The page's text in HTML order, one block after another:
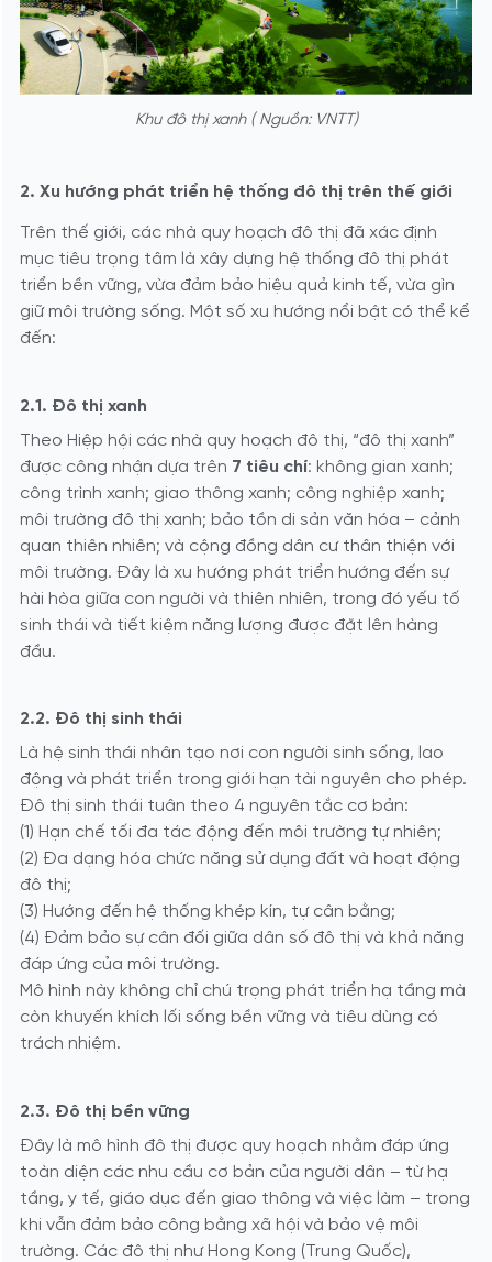
Khu đô thị xanh ( Nguồn: VNTT)
2. Xu hướng phát triển hệ thống đô thị trên thế giới
Trên thế giới, các nhà quy hoạch đô thị đã xác định
mục tiêu trọng tâm là xây dựng hệ thống đô thị phát
triển bền vững, vừa đảm bảo hiệu quả kinh tế, vừa gìn
giữ môi trường sống. Một số xu hướng nổi bật có thể kể
đến:
2.1. Đô thị xanh
Theo Hiệp hội các nhà quy hoạch đô thị, “đô thị xanh”
được công nhận dựa trên 7 tiêu chí: không gian xanh;
công trình xanh; giao thông xanh; công nghiệp xanh;
môi trường đô thị xanh; bảo tồn di sản văn hóa – cảnh
quan thiên nhiên; và cộng đồng dân cư thân thiện với
môi trường. Đây là xu hướng phát triển hướng đến sự
hài hòa giữa con người và thiên nhiên, trong đó yếu tố
sinh thái và tiết kiệm năng lượng được đặt lên hàng
đầu.
2.2. Đô thị sinh thái
Là hệ sinh thái nhân tạo nơi con người sinh sống, lao
động và phát triển trong giới hạn tài nguyên cho phép.
Đô thị sinh thái tuân theo 4 nguyên tắc cơ bản:
(1) Hạn chế tối đa tác động đến môi trường tự nhiên;
(2) Đa dạng hóa chức năng sử dụng đất và hoạt động
đô thị;
(3) Hướng đến hệ thống khép kín, tự cân bằng;
(4) Đảm bảo sự cân đối giữa dân số đô thị và khả năng
đáp ứng của môi trường.
Mô hình này không chỉ chú trọng phát triển hạ tầng mà
còn khuyến khích lối sống bền vững và tiêu dùng có
trách nhiệm.
2.3. Đô thị bền vững
Đây là mô hình đô thị được quy hoạch nhằm đáp ứng
toàn diện các nhu cầu cơ bản của người dân – từ hạ
tầng, y tế, giáo dục đến giao thông và việc làm – trong
khi vẫn đảm bảo công bằng xã hội và bảo vệ môi
trường. Các đô thị như Hong Kong (Trung Quốc),